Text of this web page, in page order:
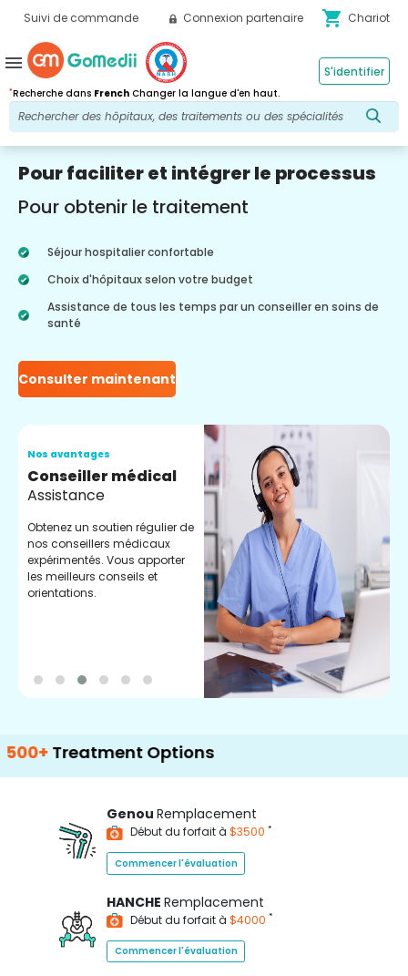
Suivi de commande Connexion partenaire shopping_cart Chariot
*Recherche dans French Changer la langue d'en haut.
S'identifier
menu
Pour faciliter et intégrer le processus
Pour obtenir le traitement
Séjour hospitalier confortable
Choix d'hôpitaux selon votre budget
Assistance de tous les temps par un conseiller en soins de
santé
Consulter maintenant
Nos avantages
Conseiller médical
Assistance
Obtenez un soutien régulier de
nos conseillers médicaux
expérimentés. Vous apporter
les meilleurs conseils et
orientations.
Options
Genou Remplacement
Début du forfait à $3500 *
Commencer l'évaluation
HANCHE Remplacement
Début du forfait à $4000 *
Commencer l'évaluation